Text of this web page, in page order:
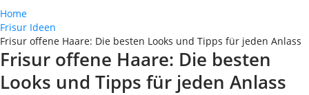
Home
Frisur Ideen
Frisur offene Haare: Die besten Looks und Tipps für jeden Anlass
Frisur offene Haare: Die besten
Looks und Tipps für jeden Anlass